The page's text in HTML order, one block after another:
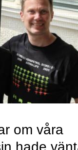
om våra